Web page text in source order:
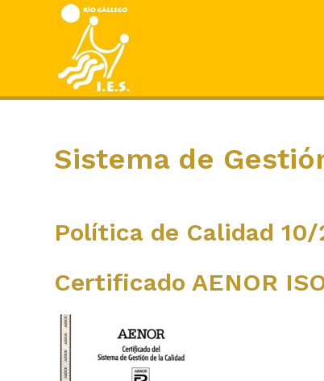
Sistema de
Política de Calidad
Certificado AENOR